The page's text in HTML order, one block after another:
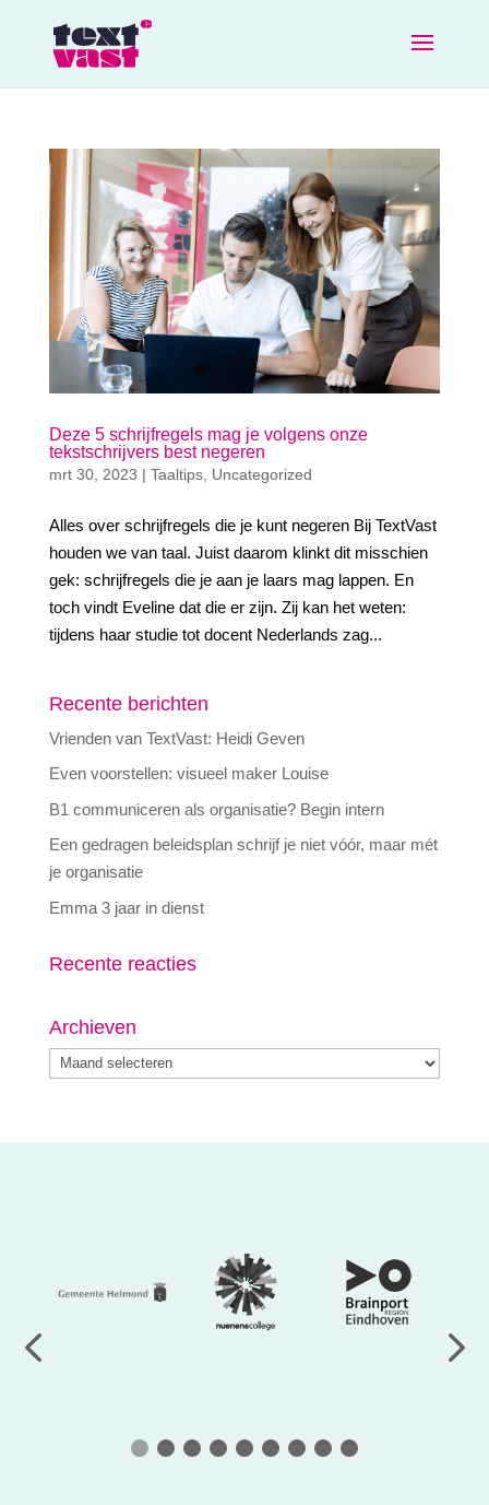
Deze 5 schrijfregels mag je volgens onze
tekstschrijvers best negeren
mrt 30, 2023 | Taaltips, Uncategorized
Alles over schrijfregels die je kunt negeren Bij TextVast
houden we van taal. Juist daarom klinkt dit misschien
gek: schrijfregels die je aan je laars mag lappen. En
toch vindt Eveline dat die er zijn. Zij kan het weten:
tijdens haar studie tot docent Nederlands zag...
Recente berichten
Vrienden van TextVast: Heidi Geven
Even voorstellen: visueel maker Louise
B1 communiceren als organisatie? Begin intern
Een gedragen beleidsplan schrijf je niet vóór, maar mét
je organisatie
Emma 3 jaar in dienst
Recente reacties
Archieven
Archieven